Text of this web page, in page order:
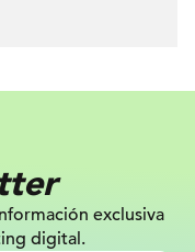
exclusiva
digital.